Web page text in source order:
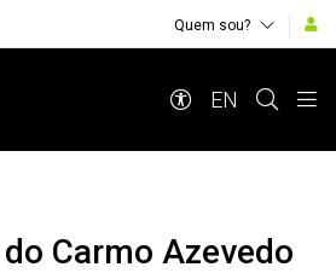
Quem sou?
EN
do Carmo Azevedo